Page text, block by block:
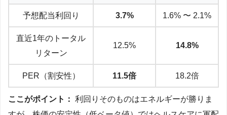
予想配当利回り 3.7% 1.6% 〜 2.1%
直近1年のトータル
リターン
12.5% 14.8%
PER（割安性） 11.5倍 18.2倍
ここがポイント： 利回りそのものはエネルギーが勝りま